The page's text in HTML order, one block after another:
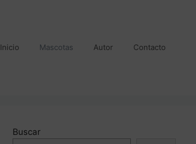
Inicio Mascotas Autor Contacto
Buscar